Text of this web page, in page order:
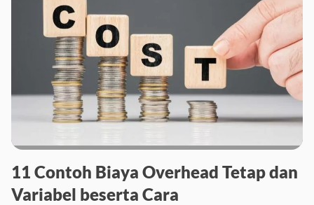
11 Contoh Biaya Overhead Tetap dan
Variabel beserta Cara